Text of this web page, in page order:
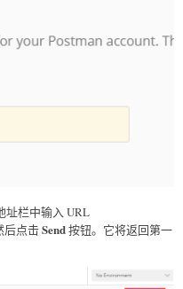
址栏中输入 URL
后点击Send按钮。它将返回第一